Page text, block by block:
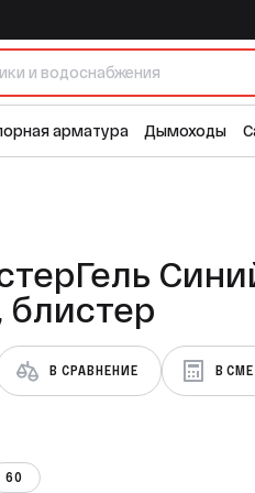
арматура Дымоходы
блистер
В СРАВНЕНИЕ В
60